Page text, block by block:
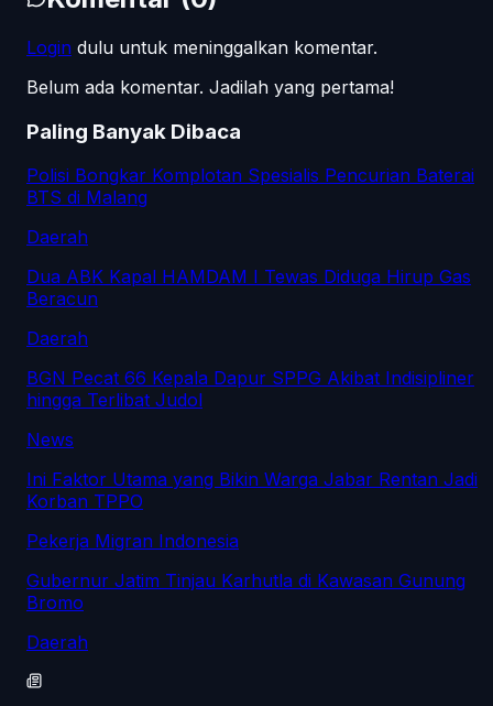
Login dulu untuk meninggalkan komentar.
Belum ada komentar. Jadilah yang pertama!
Paling Banyak Dibaca
Polisi Bongkar Komplotan Spesialis Pencurian Baterai
BTS di Malang
Daerah
Dua ABK Kapal HAMDAM I Tewas Diduga Hirup Gas
Beracun
Daerah
BGN Pecat 66 Kepala Dapur SPPG Akibat Indisipliner
hingga Terlibat Judol
News
Ini Faktor Utama yang Bikin Warga Jabar Rentan Jadi
Korban TPPO
Pekerja Migran Indonesia
Gubernur Jatim Tinjau Karhutla di Kawasan Gunung
Bromo
Daerah